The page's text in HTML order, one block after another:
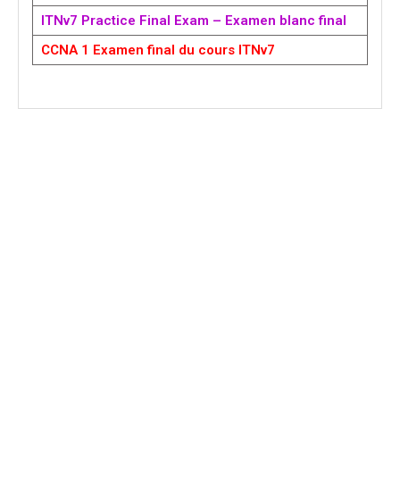
ITNv7 Practice Final Exam – Examen blanc final
CCNA 1 Examen final du cours ITNv7